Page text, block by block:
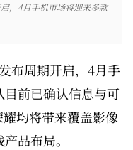
，4月手机市场将迎来多款
布周期开启，4月手
前已确认信息与可
均将带来覆盖影像
品布局。